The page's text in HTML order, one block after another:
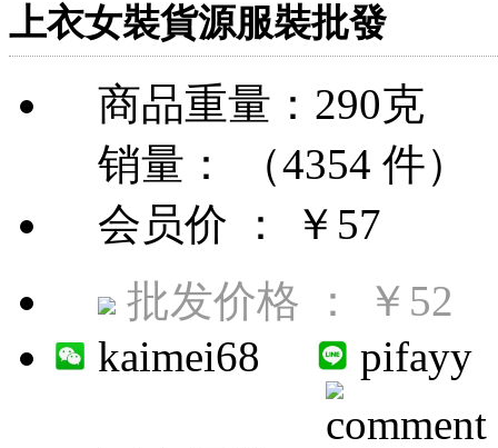
上衣女裝貨源服裝批發
商品重量：290克
销量： （4354 件）
会员价 ：
￥57
批发价格 ：
￥52
kaimei68
pifayy